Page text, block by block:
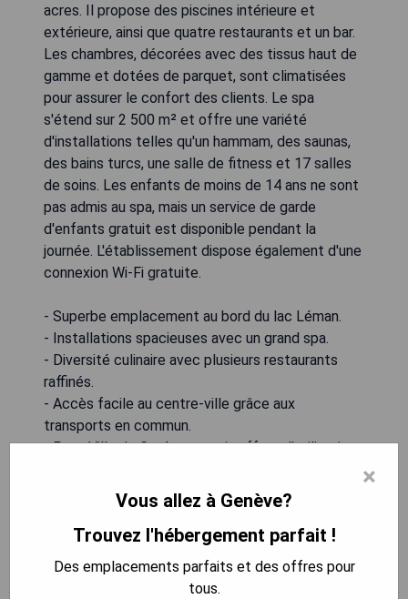
acres. Il propose des piscines intérieure et
extérieure, ainsi que quatre restaurants et un bar.
Les chambres, décorées avec des tissus haut de
gamme et dotées de parquet, sont climatisées
pour assurer le confort des clients. Le spa
s'étend sur 2 500 m² et offre une variété
d'installations telles qu'un hammam, des saunas,
des bains turcs, une salle de fitness et 17 salles
de soins. Les enfants de moins de 14 ans ne sont
pas admis au spa, mais un service de garde
d'enfants gratuit est disponible pendant la
journée. L'établissement dispose également d'une
connexion Wi-Fi gratuite.
- Superbe emplacement au bord du lac Léman.
- Installations spacieuses avec un grand spa.
- Diversité culinaire avec plusieurs restaurants
raffinés.
- Accès facile au centre-ville grâce aux
transports en commun.
- Pass Ville de Genève gratuit offrant l'utilisation
×
Vous allez à Genève?
Trouvez l'hébergement parfait !
Des emplacements parfaits et des offres pour
tous.